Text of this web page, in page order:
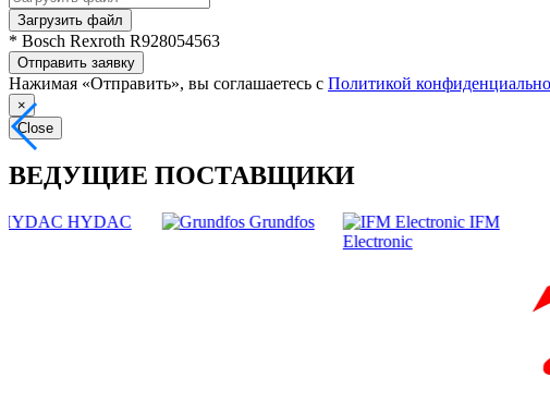
Загрузить файл
* Bosch Rexroth R928054563
Отправить заявку
Нажимая «Отправить», вы соглашаетесь с Политикой
×
Close
ВЕДУЩИЕ ПОСТАВЩИКИ
Grundfos
IFM